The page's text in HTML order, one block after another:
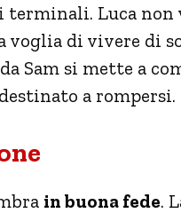
Luca non
voglia di vivere di
Sam si mette a
a rompersi.
in buona fede.